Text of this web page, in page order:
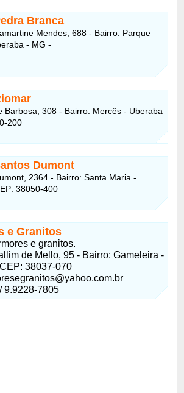
Branca
Mendes, 688 - Bairro: Parque
- MG -
Barbosa, 308 - Bairro: Mercês - Uberaba
200
Dumont
2364 - Bairro: Santa Maria -
38050-400
e Granitos
e granitos.
de Mello, 95 - Bairro: Gameleira -
38037-070
9.9228-7805